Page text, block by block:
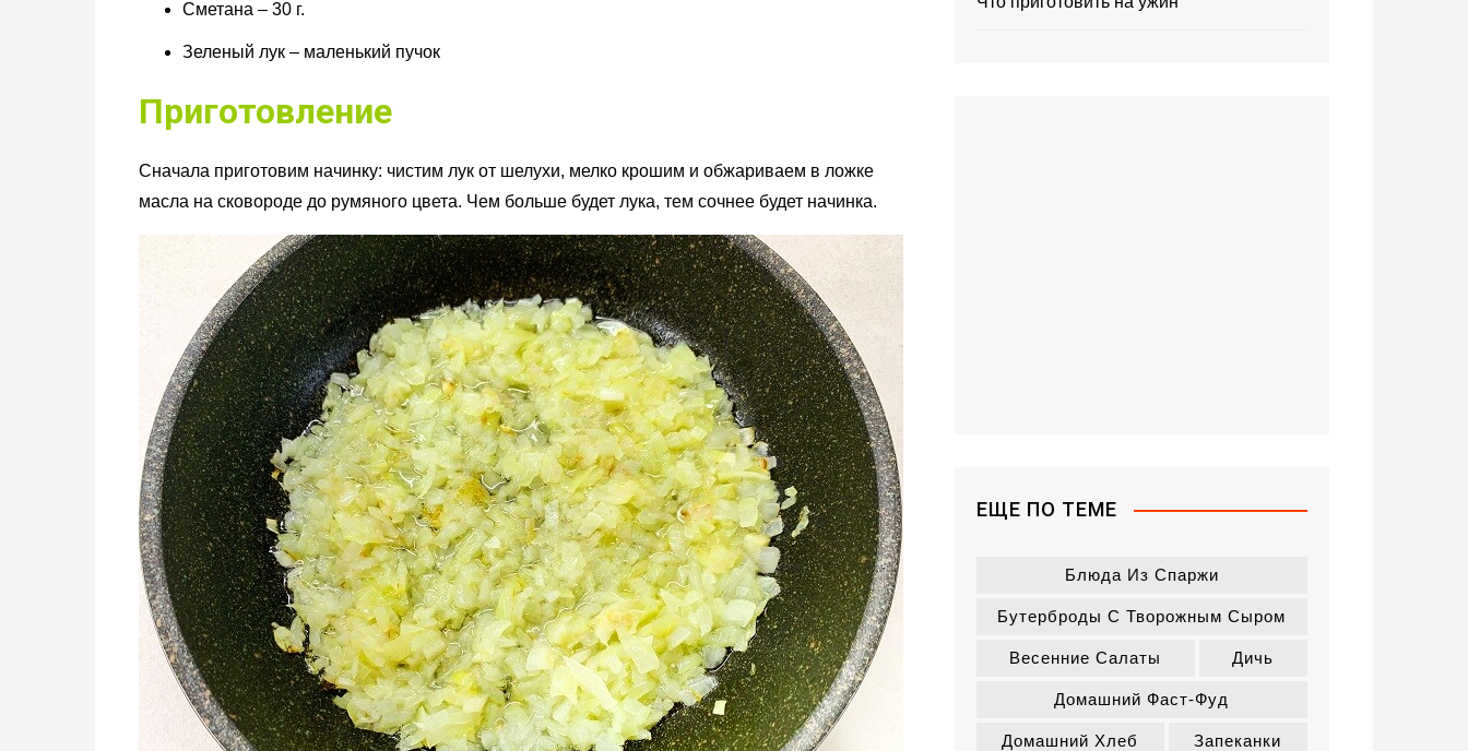
Сметана – 30 г.
Зеленый лук – маленький пучок
Приготовление
Сначала приготовим начинку: чистим лук от шелухи, мелко крошим и обжариваем в ложке
масла на сковороде до румяного цвета. Чем больше будет лука, тем сочнее будет начинка.
ЕЩЕ ПО ТЕМЕ
Блюда Из Спаржи
Бутерброды С Творожным Сыром
Весенние Салаты Дичь
Домашний Фаст-Фуд
Домашний Хлеб Запеканки